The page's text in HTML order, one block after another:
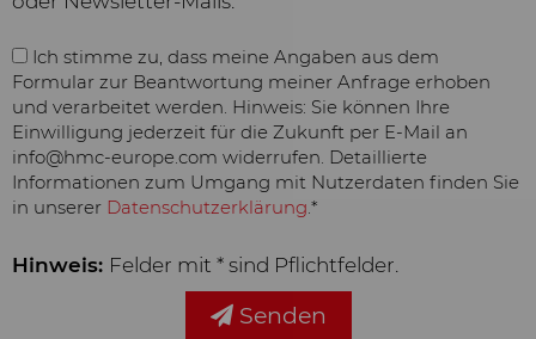
Social-Media-Seiten besonders auf
Sie zugeschnittene Inhalte und
Werbung anzeigen zu können.
Diese Inhalte werden auf Basis Ihres
Nutzungsverhaltens ausgewählt
und angezeigt: YouTube Video
Ich stimme zu, dass meine Angaben aus dem
Formular zur Beantwortung meiner Anfrage erhoben
und verarbeitet werden. Hinweis: Sie können Ihre
Einwilligung jederzeit für die Zukunft per E-Mail an
info@hmc-europe.com widerrufen. Detaillierte
Informationen zum Umgang mit Nutzerdaten finden Sie
in unserer Datenschutzerklärung.*
Hinweis: Felder mit * sind Pflichtfelder.
Senden